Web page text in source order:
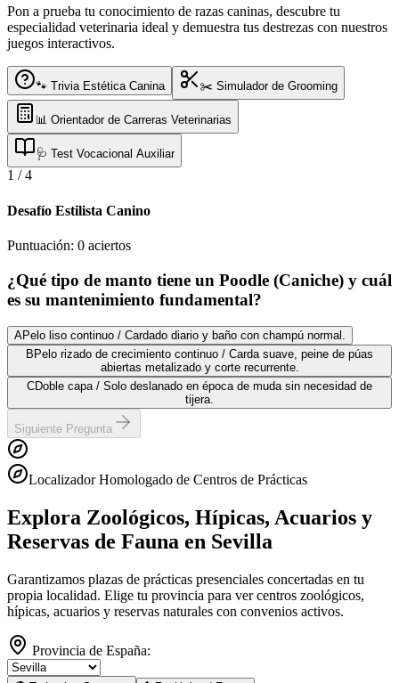
Pon a prueba tu conocimiento de razas caninas, descubre tu
especialidad veterinaria ideal y demuestra tus destrezas con nuestros
juegos interactivos.
🐾 Trivia Estética Canina ✂️ Simulador de Grooming
📊 Orientador de Carreras Veterinarias
🩺 Test Vocacional Auxiliar
1 /4
Desafío Estilista Canino
Puntuación: 0 aciertos
¿Qué tipo de manto tiene un Poodle (Caniche) y cuál
es su mantenimiento fundamental?
APelo liso continuo / Cardado diario y baño con champú normal.
B Pelo rizado de crecimiento continuo / Carda suave, peine de púas
abiertas metalizado y corte recurrente.
CDoble capa / Solo deslanado en época de muda sin necesidad de
tijera.
Siguiente Pregunta
Localizador Homologado de Centros de Prácticas
Explora Zoológicos, Hípicas, Acuarios y
Reservas de Fauna en Sevilla
Garantizamos plazas de prácticas presenciales concertadas en tu
propia localidad. Elige tu provincia para ver centros zoológicos,
hípicas, acuarios y reservas naturales con convenios activos.
Provincia de España: